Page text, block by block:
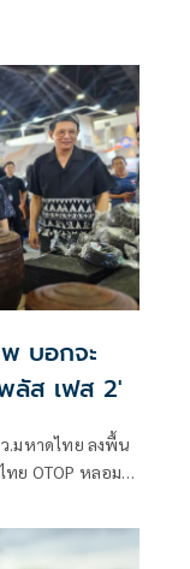
บอกจะ
ลัส เฟส 2'
.มหาดไทย ลงพื้น
ย OTOP หลอม
เมืองทองธานี ซึ่ง
ทางการ ในวัน